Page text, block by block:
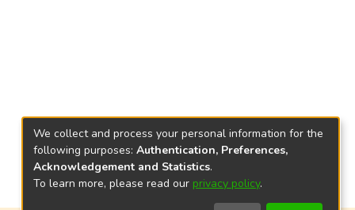
We collect and process your personal information for the
following purposes: Authentication, Preferences,
Acknowledgement and Statistics.
To learn more, please read our privacy policy.